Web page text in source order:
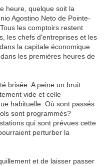
heure, quelque soit la
Agostino Neto de Pointe-
les comptoirs restent
les chefs d'entreprises et les
la capitale économique
les premières heures de
brisée. A peine un bruit.
vide et celle
habituelle. Où sont passés
sont programmés?
qui sont prévues cette
perturber la
et de laisser passer